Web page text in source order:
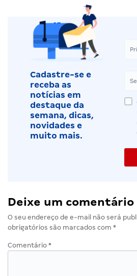
Cadastre-se e
receba as
notícias em
destaque da
semana, dicas,
novidades e
muito mais.
Deixe um comentário
O seu endereço de e-mail não será
obrigatórios são marcados com *
Comentário *